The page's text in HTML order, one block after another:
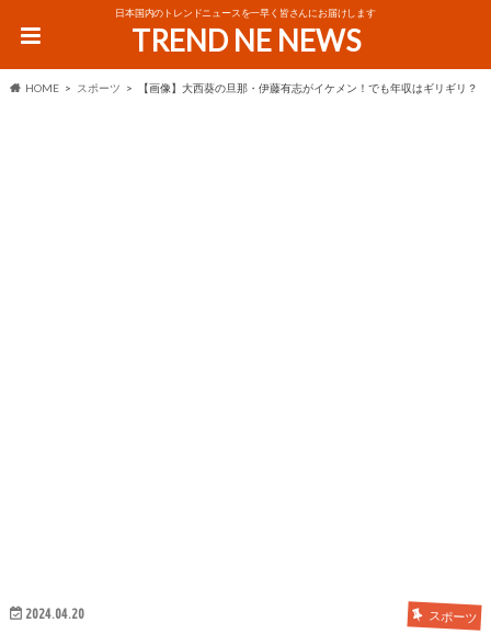
日本国内のトレンドニュースを一早く皆さんにお届けします
TREND NE NEWS
HOME スポーツ 【画像】大西葵の旦那・伊藤有志がイケメン！でも年収はギリギリ？
2024.04.20 スポーツ